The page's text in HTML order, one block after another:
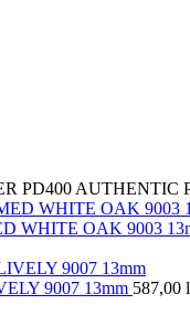
PD400 AUTHENTIC
WHITE OAK 9003
9007 13mm 587,00